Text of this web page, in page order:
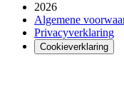
2026
Algemene
Privacyverklaring
Cookieverklaring